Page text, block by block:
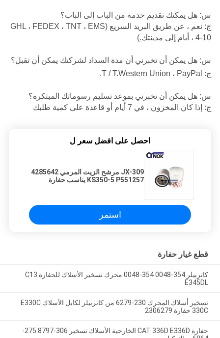
س: هل يمكنك تقديم خدمة من الباب إلى الباب؟
ج: نعم ، عن طريق البريد السريع (GHL ، FEDEX ، TNT ، EMS
، 4-10 أيام إلى مدينتك.)
س: هل يمكن أن تخبرني أن مدة السداد لشركتك يمكن أن تقبل؟
ج: T / T.Western Union ، PayPal.
س: هل يمكن أن تخبرني بموعد تسليم رسوماتك المبتكرة؟
ج: إذا كان المخزون ، في 7 أيام أو قاعدة على كمية طلبك
احصل على افضل سعر ل
JX-309 مرشح الزيت المرمي 4285642
KS350-5 P551257 يناسب حفارة
استمر
قطع غيار حفارة
كاتربيلر 354-0048 354-0048 محرك تسخير الأسلاك للحفارة C13
E345DL
تسخير أسلاك المحرك 230-6279 من كاتربيلر لكابل الأسلاك E330C
330C حفارة 2306279
حفارة CAT 336D E336D الخارجية الأسلاك تسخير 306-8797 275-